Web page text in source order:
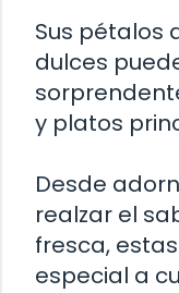
Sus pétalos
dulces
y platos
Desde
realzar el
fresca,
especial a